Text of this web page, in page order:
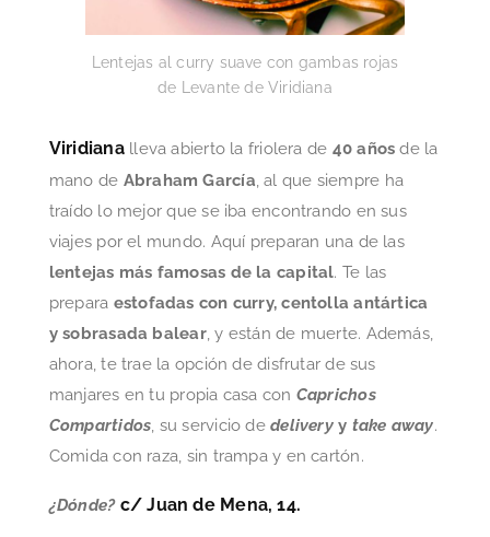
Lentejas al curry suave con gambas rojas
de Levante de Viridiana
Viridiana lleva abierto la friolera de 40 años de la
mano de Abraham García, al que siempre ha
traído lo mejor que se iba encontrando en sus
viajes por el mundo. Aquí preparan una de las
lentejas más famosas de la capital. Te las
prepara estofadas con curry, centolla antártica
y sobrasada balear, y están de muerte. Además,
ahora, te trae la opción de disfrutar de sus
manjares en tu propia casa con Caprichos
Compartidos, su servicio dedeliveryy take away.
Comida con raza, sin trampa y en cartón.
¿Dónde? c/ Juan de Mena, 14.